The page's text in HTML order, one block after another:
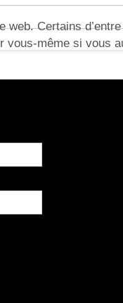
Certains
vous-même si vous